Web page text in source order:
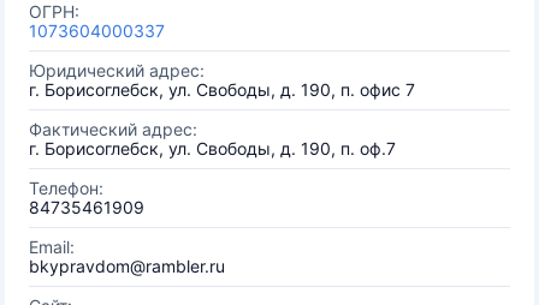
ОГРН:
1073604000337
Юридический адрес:
г. Борисоглебск, ул. Свободы, д. 190, п. офис 7
Фактический адрес:
г. Борисоглебск, ул. Свободы, д. 190, п. оф.7
Телефон:
84735461909
Email:
bkypravdom@rambler.ru